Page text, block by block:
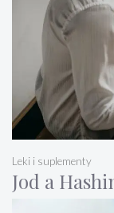
Jod a
Leki i suplementy